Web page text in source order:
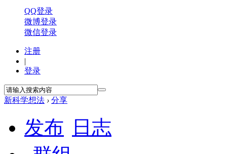
QQ登录
微博登录
微信登录
注册
|
登录
新科学想法 › 分享
发布
日志